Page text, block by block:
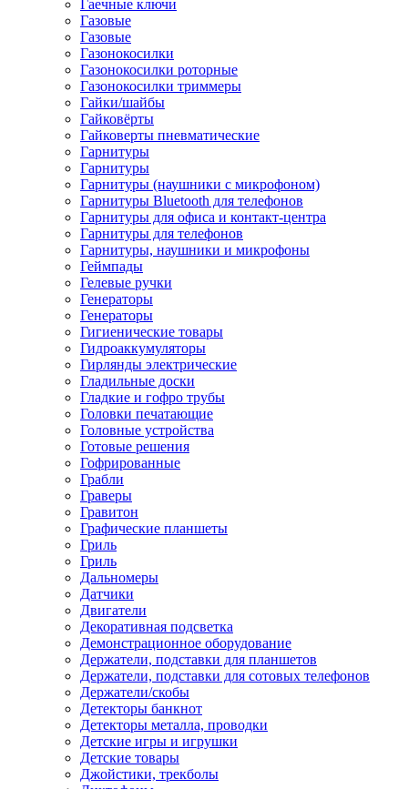
Гаечные ключи
Газовые
Газовые
Газонокосилки
Газонокосилки роторные
Газонокосилки триммеры
Гайки/шайбы
Гайковёрты
Гайковерты пневматические
Гарнитуры
Гарнитуры
Гарнитуры (наушники с микрофоном)
Гарнитуры Bluetooth для телефонов
Гарнитуры для офиса и контакт-центра
Гарнитуры для телефонов
Гарнитуры, наушники и микрофоны
Геймпады
Гелевые ручки
Генераторы
Генераторы
Гигиенические товары
Гидроаккумуляторы
Гирлянды электрические
Гладильные доски
Гладкие и гофро трубы
Головки печатающие
Головные устройства
Готовые решения
Гофрированные
Грабли
Граверы
Гравитон
Графические планшеты
Гриль
Гриль
Дальномеры
Датчики
Двигатели
Декоративная подсветка
Демонстрационное оборудование
Держатели, подставки для планшетов
Держатели, подставки для сотовых телефонов
Держатели/скобы
Детекторы банкнот
Детекторы металла, проводки
Детские игры и игрушки
Детские товары
Джойстики, трекболы